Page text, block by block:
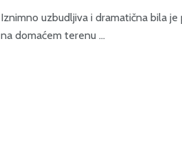
Iznimno uzbudljiva i dramatična bila
na domaćem terenu ...